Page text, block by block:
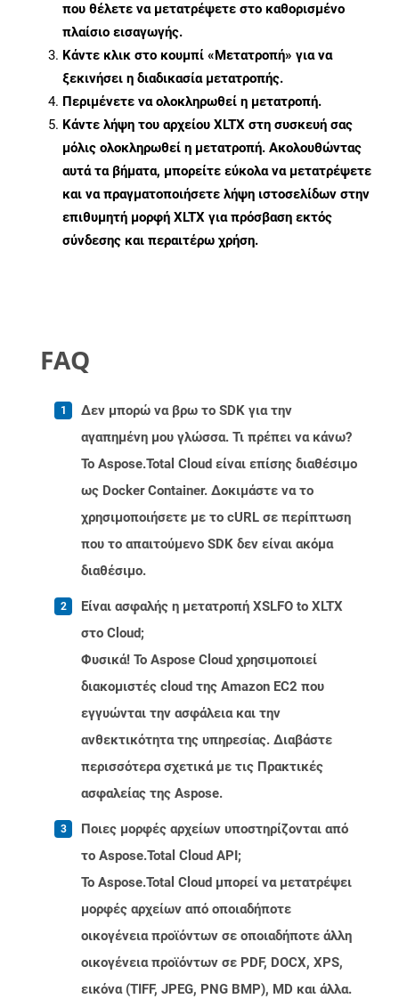
που θέλετε να μετατρέψετε στο καθορισμένο
πλαίσιο εισαγωγής.
Κάντε κλικ στο κουμπί «Μετατροπή» για να
ξεκινήσει η διαδικασία μετατροπής.
Περιμένετε να ολοκληρωθεί η μετατροπή.
Κάντε λήψη του αρχείου XLTX στη συσκευή σας
μόλις ολοκληρωθεί η μετατροπή. Ακολουθώντας
αυτά τα βήματα, μπορείτε εύκολα να μετατρέψετε
και να πραγματοποιήσετε λήψη ιστοσελίδων στην
επιθυμητή μορφή XLTX για πρόσβαση εκτός
σύνδεσης και περαιτέρω χρήση.
FAQ
Δεν μπορώ να βρω το SDK για την
αγαπημένη μου γλώσσα. Τι πρέπει να κάνω?
Το Aspose.Total Cloud είναι επίσης διαθέσιμο
ως Docker Container. Δοκιμάστε να το
χρησιμοποιήσετε με το cURL σε περίπτωση
που το απαιτούμενο SDK δεν είναι ακόμα
διαθέσιμο.
Είναι ασφαλής η μετατροπή XSLFO to XLTX
στο Cloud;
Φυσικά! Το Aspose Cloud χρησιμοποιεί
διακομιστές cloud της Amazon EC2 που
εγγυώνται την ασφάλεια και την
ανθεκτικότητα της υπηρεσίας. Διαβάστε
περισσότερα σχετικά με τις Πρακτικές
ασφαλείας της Aspose.
Ποιες μορφές αρχείων υποστηρίζονται από
το Aspose.Total Cloud API;
Το Aspose.Total Cloud μπορεί να μετατρέψει
μορφές αρχείων από οποιαδήποτε
οικογένεια προϊόντων σε οποιαδήποτε άλλη
οικογένεια προϊόντων σε PDF, DOCX, XPS,
εικόνα (TIFF, JPEG, PNG BMP), MD και άλλα.